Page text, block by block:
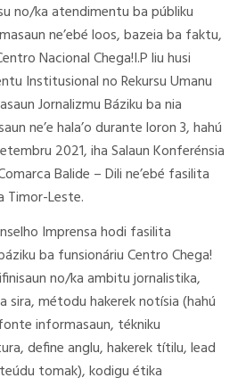
no/ka atendimentu ba públiku
ne’ebé loos, bazeia ba faktu,
Nacional Chega!I.P liu husi
Institusional no Rekursu Umanu
Jornalizmu Báziku ba nia
ne’e hala’o durante loron 3, hahú
2021, iha Salaun Konferénsia
Balide – Dili ne’ebé fasilita
Timor-Leste.
Imprensa hodi fasilita
ba funsionáriu Centro Chega!
no/ka ambitu jornalistika,
sira, métodu hakerek notísia (hahú
informasaun, tékniku
define anglu, hakerek títilu, lead
tomak), kodigu étika